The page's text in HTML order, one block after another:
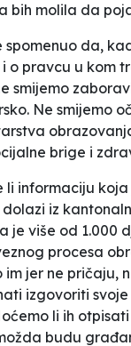
bih molila da
spomenuo da,
o pravcu u kom
smijemo
Ne smijemo
brige i
li informaciju
iz
je više od 1.000
procesa
im jer ne pričaju,
izgovoriti
li ih
budu